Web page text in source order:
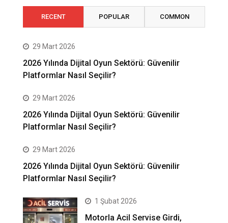
RECENT POPULAR COMMON
29 Mart 2026
2026 Yılında Dijital Oyun Sektörü: Güvenilir
Platformlar Nasıl Seçilir?
29 Mart 2026
2026 Yılında Dijital Oyun Sektörü: Güvenilir
Platformlar Nasıl Seçilir?
29 Mart 2026
2026 Yılında Dijital Oyun Sektörü: Güvenilir
Platformlar Nasıl Seçilir?
1 Şubat 2026
Motorla Acil Servise Girdi,